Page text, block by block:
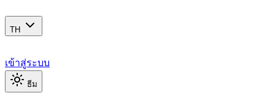
TH
เข้าสู่ระบบ
ธีม